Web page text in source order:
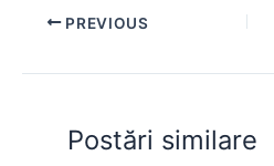
e
o
o
s
p
p
n
g
e
PREVIOUS
Postări similare